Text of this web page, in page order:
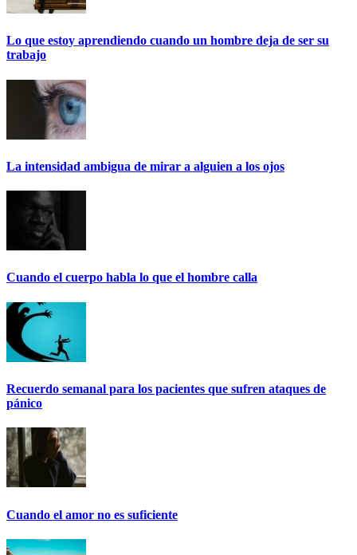
Lo que estoy aprendiendo cuando un hombre deja de ser su
trabajo
La intensidad ambigua de mirar a alguien a los ojos
Cuando el cuerpo habla lo que el hombre calla
Recuerdo semanal para los pacientes que sufren ataques de
pánico
Cuando el amor no es suficiente